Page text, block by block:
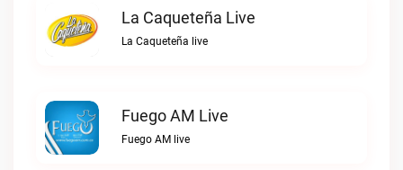
La Caqueteña Live
La Caqueteña live
Fuego AM Live
Fuego AM live